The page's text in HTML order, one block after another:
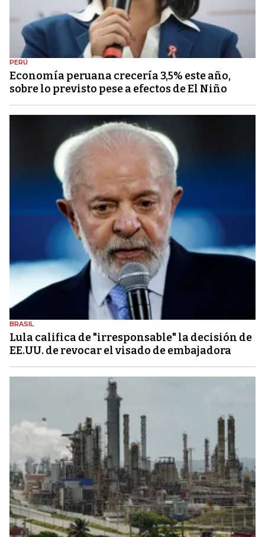
PERÚ
Economía peruana crecería 3,5% este año,
sobre lo previsto pese a efectos de El Niño
BRASIL
Lula califica de "irresponsable" la decisión de
EE.UU. de revocar el visado de embajadora